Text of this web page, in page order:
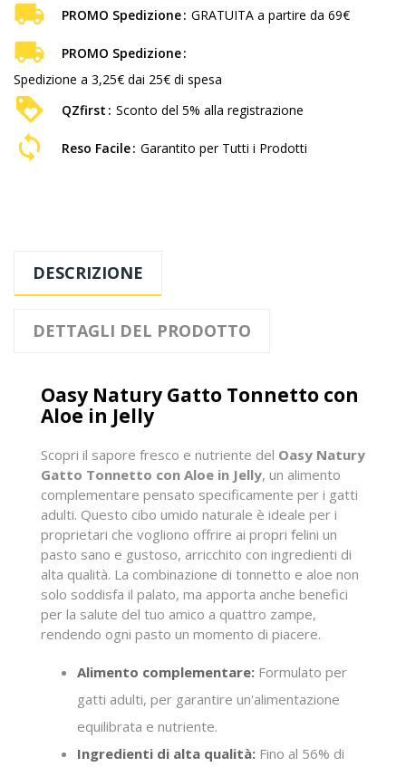
PROMO Spedizione GRATUITA a partire da 69€
PROMO Spedizione
Spedizione a 3,25€ dai 25€ di spesa
QZfirst
Sconto del 5% alla registrazione
Reso Facile Garantito per Tutti i Prodotti
DESCRIZIONE
DETTAGLI DEL PRODOTTO
Oasy Natury Gatto Tonnetto con
Aloe in Jelly
Scopri il sapore fresco e nutriente del Oasy Natury
Gatto Tonnetto con Aloe in Jelly, un alimento
complementare pensato specificamente per i gatti
adulti. Questo cibo umido naturale è ideale per i
proprietari che vogliono offrire ai propri felini un
pasto sano e gustoso, arricchito con ingredienti di
alta qualità. La combinazione di tonnetto e aloe non
solo soddisfa il palato, ma apporta anche benefici
per la salute del tuo amico a quattro zampe,
rendendo ogni pasto un momento di piacere.
Alimento complementare: Formulato per
gatti adulti, per garantire un'alimentazione
equilibrata e nutriente.
Ingredienti di alta qualità: Fino al 56% di